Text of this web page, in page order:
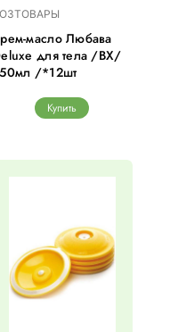
масло Любава
для тела /ВХ/
/*12шт
Купить